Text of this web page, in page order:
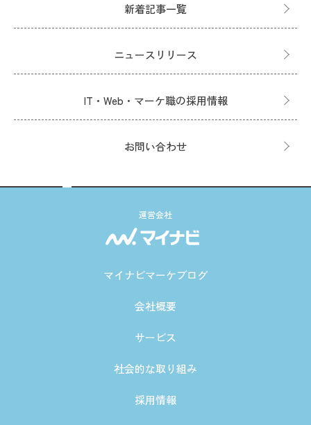
新着記事一覧
ニュースリリース
IT・Web・マーケ職の採用情報
お問い合わせ
運営会社
マイナビマーケブログ
会社概要
サービス
社会的な取り組み
採用情報